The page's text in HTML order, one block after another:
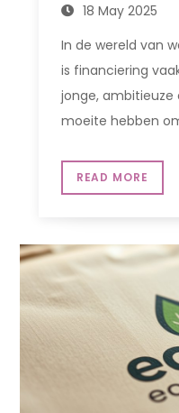
18 May 2025
In de wereld van
is financiering
jonge, ambitieuze
moeite hebben
READ MORE